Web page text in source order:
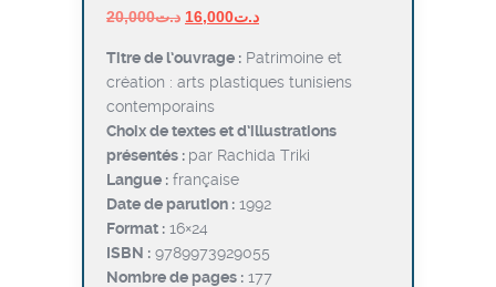
د.ت20,000
Le
initial
était :
د.ت16,000
Le
actuel
est :
Titre de l’ouvrage : Patrimoine et
création : arts plastiques tunisiens
contemporains
Choix de textes et d’illustrations
présentés : par Rachida Triki
Langue : française
Date de parution : 1992
Format : 16×24
ISBN : 9789973929055
Nombre de pages : 177